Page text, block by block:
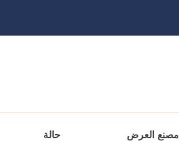
حالة مصنع العرض